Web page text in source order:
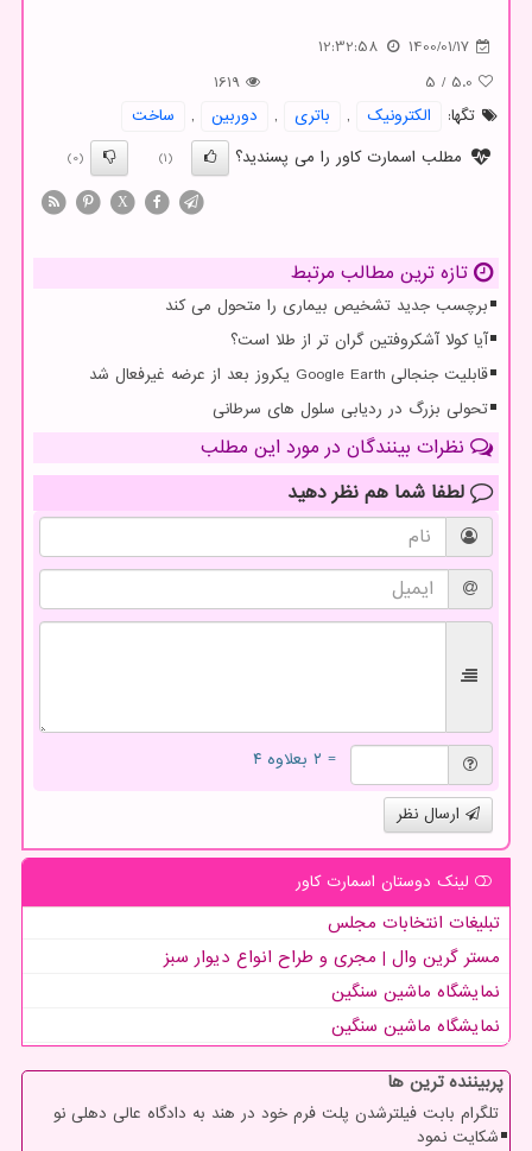
1400/01/17
12:32:58
5.0
/
5
1619
تگها:
الكترونیك , باتری , دوربین ,
ساخت
مطلب اسمارت کاور را می پسندید؟
(1)
(0)
X
تازه ترین مطالب مرتبط
برچسب جدید تشخیص بیماری را متحول می کند
آیا کولا آشکروفتین گران تر از طلا است؟
قابلیت جنجالی Google Earth یکروز بعد از عرضه غیرفعال شد
تحولی بزرگ در ردیابی سلول های سرطانی
نظرات بینندگان در مورد این مطلب
لطفا شما هم نظر دهید
= ۲ بعلاوه ۴
ارسال نظر
لینک دوستان اسمارت كاور
تبلیغات انتخابات مجلس
مستر گرین وال | مجری و طراح انواع دیوار سبز
نمایشگاه ماشین سنگین
نمایشگاه ماشین سنگین
پربیننده ترین ها
تلگرام بابت فیلترشدن پلت فرم خود در هند به دادگاه عالی دهلی نو
شکایت نمود